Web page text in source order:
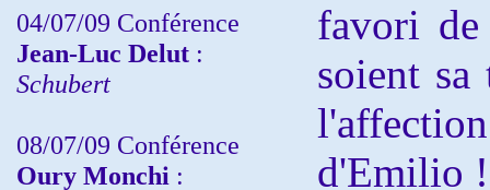
04/07/09 Conférence
Jean-Luc Delut :
Schubert
08/07/09 Conférence
Oury Monchi :
favori de
soient
d'Emilio !